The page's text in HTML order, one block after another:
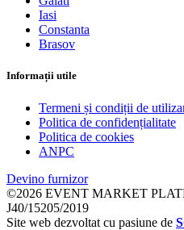
Iasi
Constanta
Brasov
Informații utile
Termeni și condiții de
Politica de confidențialitate
Politica de cookies
ANPC
Devino furnizor
©2026 EVENT MARKET
J40/15205/2019
Site web dezvoltat cu pasiune de